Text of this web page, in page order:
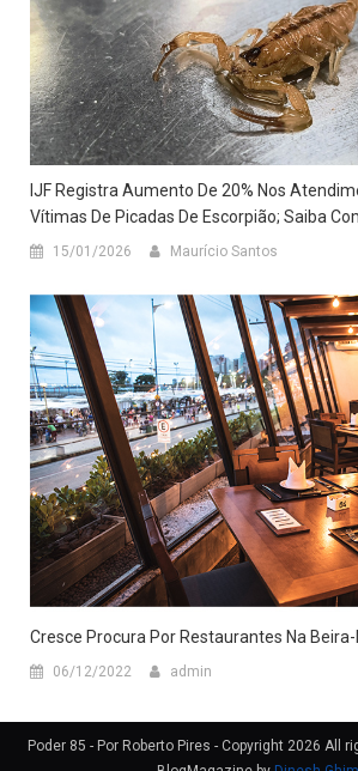
IJF Registra Aumento De 20% Nos
Vítimas De Picadas De Escorpião; Saiba
15/01/2026 Maurício Santos
Cresce Procura Por Restaurantes Na
06/12/2022 admin
Poder 85 - Por Roberto Pires - Copyright 2026 All